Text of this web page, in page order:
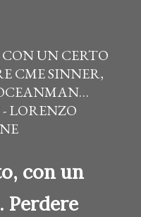
UN CERTO
CME SINNER,
- LORENZO
con un
Perdere